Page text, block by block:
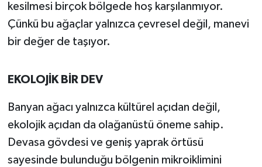
kesilmesi birçok bölgede hoş karşılanmıyor.
Çünkü bu ağaçlar yalnızca çevresel değil, manevi
bir değer de taşıyor.
EKOLOJİK BİR DEV
Banyan ağacı yalnızca kültürel açıdan değil,
ekolojik açıdan da olağanüstü öneme sahip.
Devasa gövdesi ve geniş yaprak örtüsü
sayesinde bulunduğu bölgenin mikroiklimini